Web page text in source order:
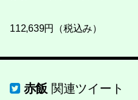
112,639円（税込み）
赤飯 関連ツイート